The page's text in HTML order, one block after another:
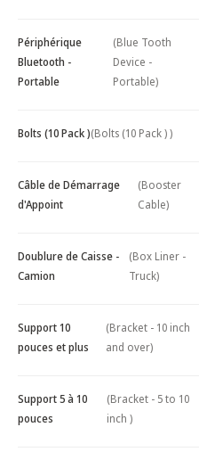
Périphérique
Bluetooth -
Portable
(Blue Tooth
Device -
Portable)
Bolts (10 Pack )(Bolts (10 Pack ) )
Câble de Démarrage
d'Appoint
(Booster
Cable)
Doublure de Caisse -
Camion
(Box Liner -
Truck)
Support 10
pouces et plus
(Bracket - 10 inch
and over)
Support 5 à 10
pouces
(Bracket - 5 to 10
inch )